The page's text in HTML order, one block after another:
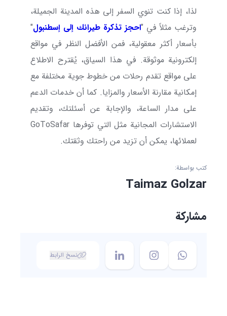
لذا، إذا كنت تنوي السفر إلى هذه المدينة الجميلة،
وترغب مثلاً في "احجز تذكرة طيرانك إلى إسطنبول"
بأسعار أكثر معقولية، فمن الأفضل النظر في مواقع
إلكترونية موثوقة. في هذا السياق، يُقترح الاطلاع
على مواقع تقدم رحلات من خطوط جوية مختلفة مع
إمكانية مقارنة الأسعار والمزايا. كما أن خدمات الدعم
على مدار الساعة، والإجابة عن أسئلتك، وتقديم
الاستشارات المجانية مثل التي توفرها GoToSafar
لعملائها، يمكن أن تزيد من راحتك وثقتك.
كتب بواسطة:
Taimaz Golzar
مشاركة
نسخ الرابط